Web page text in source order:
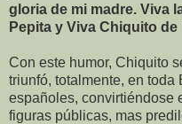
gloria de mi madre. Viva
Pepita y Viva Chiquito de
Con este humor, Chiquito
triunfó, totalmente, en
españoles, convirtiéndose
figuras públicas, mas